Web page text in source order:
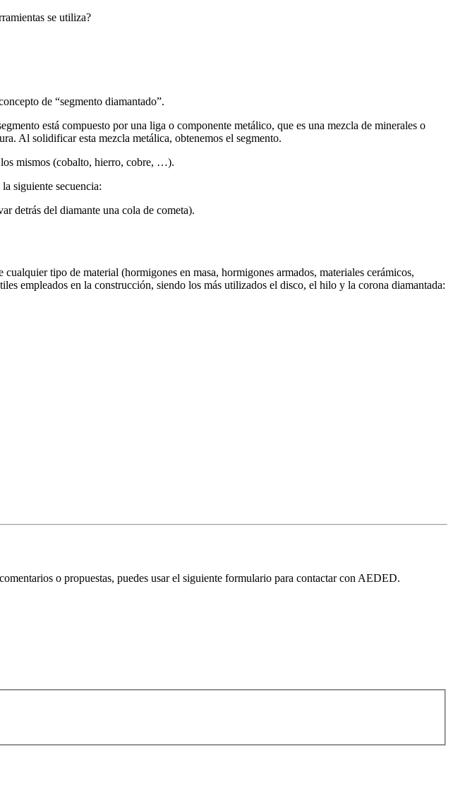
se utiliza?
de “segmento diamantado”.
está compuesto por una liga o componente metálico, que es una mezcla de minerales o
Al solidificar esta mezcla metálica, obtenemos el segmento.
los mismos (cobalto, hierro, cobre, …).
siguiente secuencia:
detrás del diamante una cola de cometa).
tipo de material (hormigones en masa, hormigones armados, materiales cerámicos,
empleados en la construcción, siendo los más utilizados el disco, el hilo y la corona diamantada:
o propuestas, puedes usar el siguiente formulario para contactar con AEDED.